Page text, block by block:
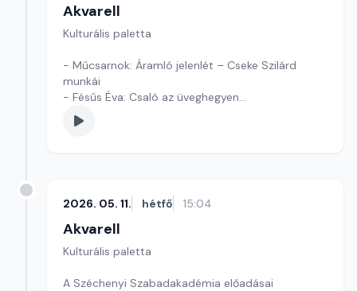
Akvarell
Kulturális paletta
- Műcsarnok: Áramló jelenlét – Cseke Szilárd
munkái
- Fésűs Éva: Csaló az üveghegyen
- Kultúrmorzsák
Szerkesztő: Tóth J. András
2026. 05. 11. hétfő 15:04
Akvarell
Kulturális paletta
A Széchenyi Szabadakadémia előadásai